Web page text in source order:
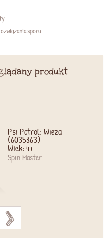
sporu
produkt
Psi Patrol: Wieża
(6035863)
Wiek: 4+
Spin Master
>